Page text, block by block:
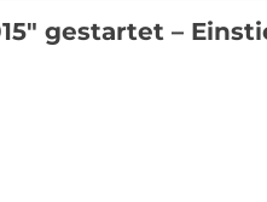
gestartet –